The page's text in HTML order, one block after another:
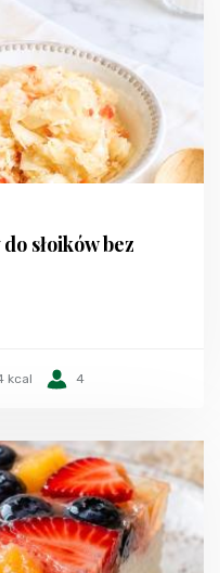
słoików bez
kcal 4